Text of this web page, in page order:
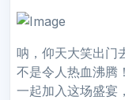
呐，仰天大笑出门
不是令人热血沸腾
一起加入这场盛宴